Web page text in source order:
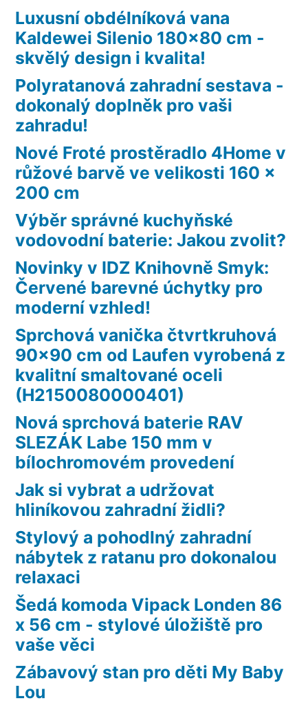
Luxusní obdélníková vana
Kaldewei Silenio 180×80 cm -
skvělý design i kvalita!
Polyratanová zahradní sestava -
dokonalý doplněk pro vaši
zahradu!
Nové Froté prostěradlo 4Home v
růžové barvě ve velikosti 160 x
200 cm
Výběr správné kuchyňské
vodovodní baterie: Jakou zvolit?
Novinky v IDZ Knihovně Smyk:
Červené barevné úchytky pro
moderní vzhled!
Sprchová vanička čtvrtkruhová
90×90 cm od Laufen vyrobená z
kvalitní smaltované oceli
(H2150080000401)
Nová sprchová baterie RAV
SLEZÁK Labe 150 mm v
bílochromovém provedení
Jak si vybrat a udržovat
hliníkovou zahradní židli?
Stylový a pohodlný zahradní
nábytek z ratanu pro dokonalou
relaxaci
Šedá komoda Vipack Londen 86
x 56 cm - stylové úložiště pro
vaše věci
Zábavový stan pro děti My Baby
Lou